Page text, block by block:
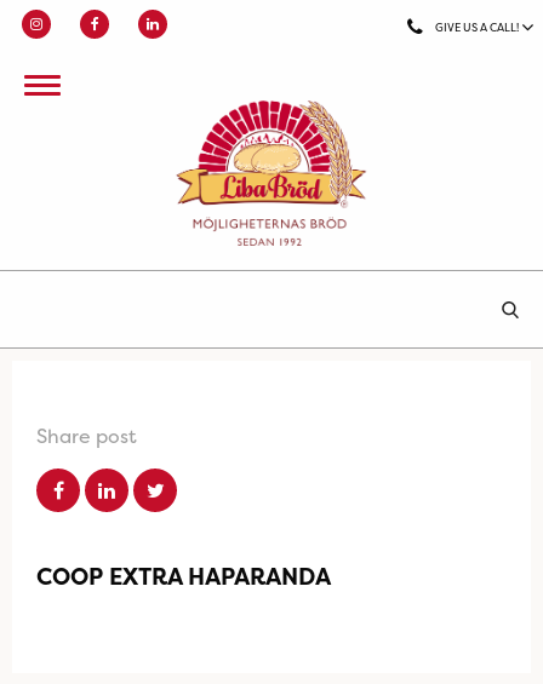
GIVE US A CALL!
Share post
COOP EXTRA HAPARANDA